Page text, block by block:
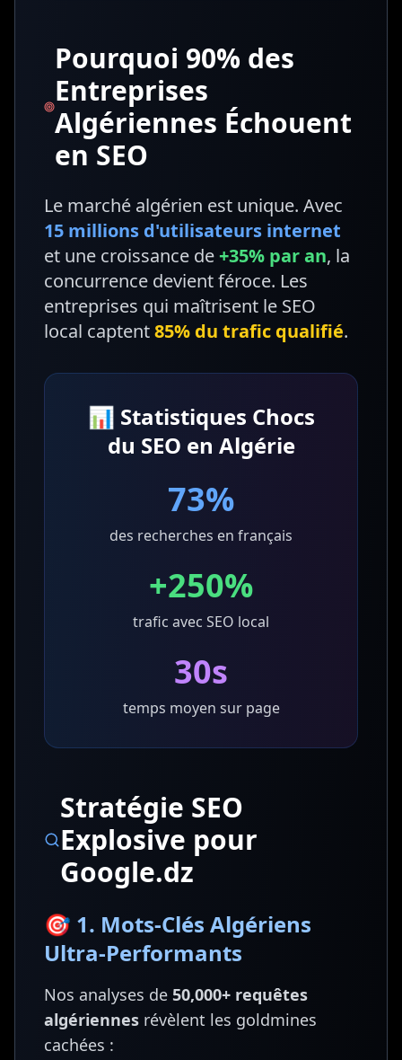
Pourquoi 90% des
Entreprises
Algériennes Échouent
en SEO
Le marché algérien est unique. Avec
15 millions d'utilisateurs internet
et une croissance de+35% par an, la
concurrence devient féroce. Les
entreprises qui maîtrisent le SEO
local captent85% du trafic qualifié.
📊 Statistiques Chocs
du SEO en Algérie
73%
des recherches en français
+250%
trafic avec SEO local
30s
temps moyen sur page
Stratégie SEO
Explosive pour
Google.dz
🎯 1. Mots-Clés Algériens
Ultra-Performants
Nos analyses de 50,000+ requêtes
algériennes révèlent les goldmines
cachées :